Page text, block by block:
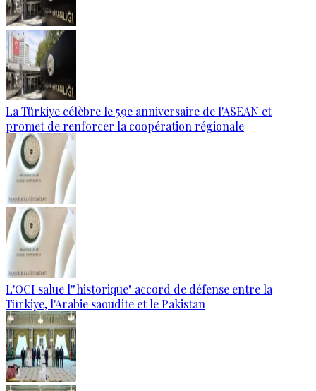
La Türkiye célèbre le 59e anniversaire de l'ASEAN et
promet de renforcer la coopération régionale
L'OCI salue l'"historique" accord de défense entre la
Türkiye, l'Arabie saoudite et le Pakistan